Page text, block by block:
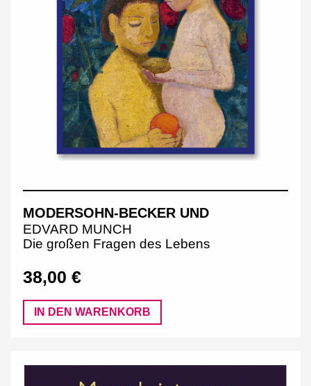
MODERSOHN-BECKER UND
EDVARD MUNCH
Die großen Fragen des Lebens
38,00 €
IN DEN WARENKORB